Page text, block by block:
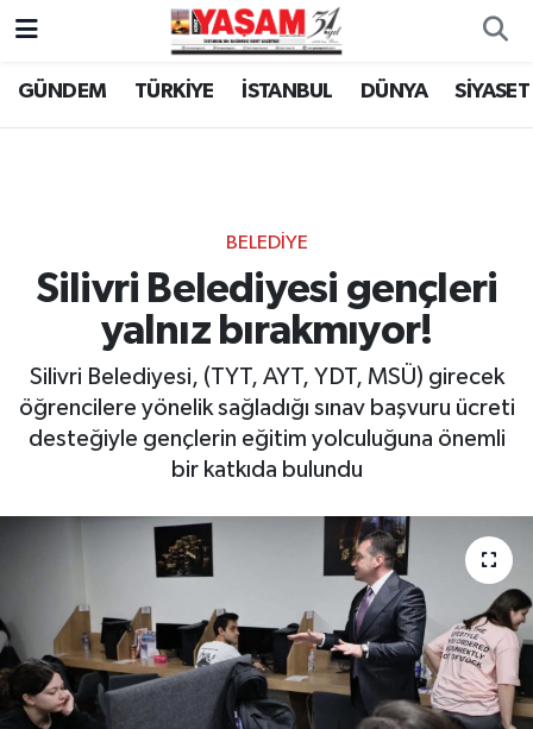
GÜNDEM TÜRKİYE İSTANBUL DÜNYA SİYASET
BELEDİYE
Silivri Belediyesi gençleri
yalnız bırakmıyor!
Silivri Belediyesi, (TYT, AYT, YDT, MSÜ) girecek
öğrencilere yönelik sağladığı sınav başvuru ücreti
desteğiyle gençlerin eğitim yolculuğuna önemli
bir katkıda bulundu